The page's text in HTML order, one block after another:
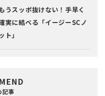
うスッポ抜けない！手早く
実に結べる「イージーSCノ
ット」
記事